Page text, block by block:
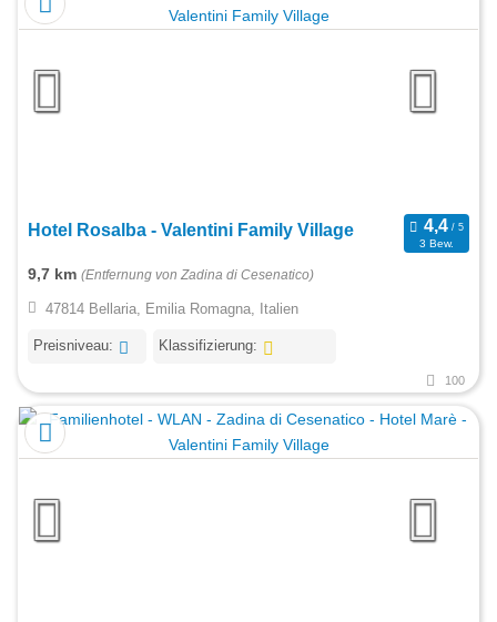
Hotel Rosalba - Valentini Family Village
3 Bew.
9,7 km (Entfernung von Zadina di Cesenatico)
47814 Bellaria, Emilia Romagna, Italien
Preisniveau: Klassifizierung:
100